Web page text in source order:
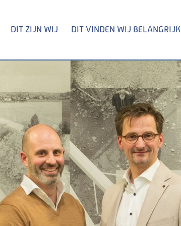
DIT ZIJN WIJ DIT VINDEN WIJ BELANGRIJK
Zoeken